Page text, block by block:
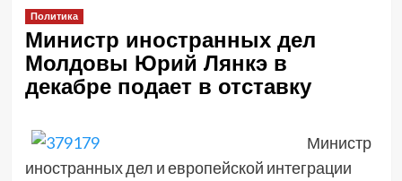
Политика
Министр иностранных дел
Молдовы Юрий Лянкэ в
декабре подает в отставку
Министр
иностранных дел и европейской интеграции